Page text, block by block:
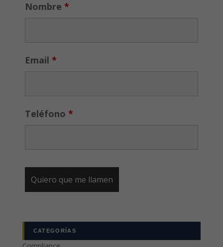
Nombre *
Email *
Teléfono *
CATEGORÍAS